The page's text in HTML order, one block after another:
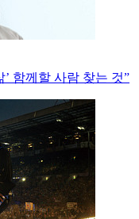
’ 함께할 사람 찾는 것”